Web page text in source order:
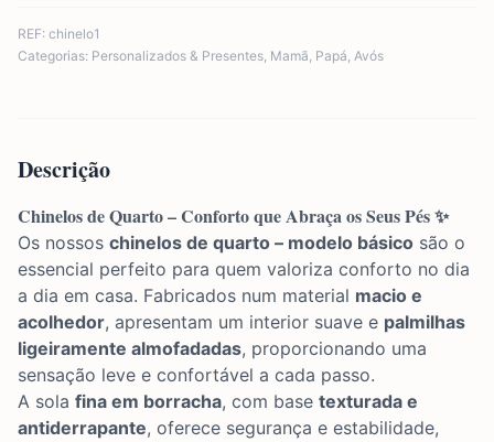
REF: chinelo1
Categorias: Personalizados & Presentes, Mamã, Papá, Avós
Descrição
Chinelos de Quarto – Conforto que Abraça os Seus Pés ✨
Os nossos chinelos de quarto – modelo básico são o
essencial perfeito para quem valoriza conforto no dia
a dia em casa. Fabricados num material macio e
acolhedor, apresentam um interior suave e palmilhas
ligeiramente almofadadas, proporcionando uma
sensação leve e confortável a cada passo.
A sola fina em borracha, com base texturada e
antiderrapante, oferece segurança e estabilidade,